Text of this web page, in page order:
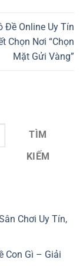
Đề Online Uy Tín
Chọn Nơi “Chọn
Mặt Gửi Vàng”
TÌM
KIẾM
Chơi Uy Tín,
Con Gì – Giải